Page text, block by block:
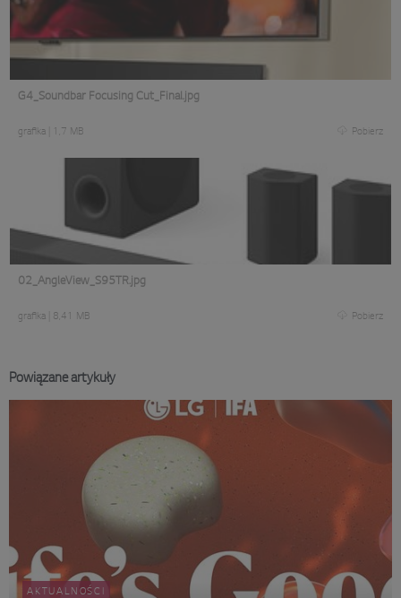
G4_Soundbar Focusing Cut_Final.jpg
grafika 1,7 MB Pobierz
02_AngleView_S95TR.jpg
grafika 8,41 MB Pobierz
Powiązane artykuły
AKTUALNOŚCI